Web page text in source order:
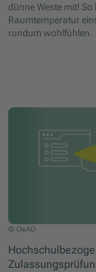
dünne Weste mit!
Raumtemperatur
rundum wohlfühlen.
© OeAD